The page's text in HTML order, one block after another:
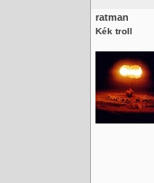
ratman
Kék troll